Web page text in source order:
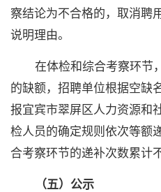
察结论为不合格的，取消聘
说明理由。
在体检和综合考察环节
的缺额，招聘单位根据空缺
报宜宾市翠屏区人力资源和
检人员的确定规则依次等额
合考察环节的递补次数累计
（五）公示